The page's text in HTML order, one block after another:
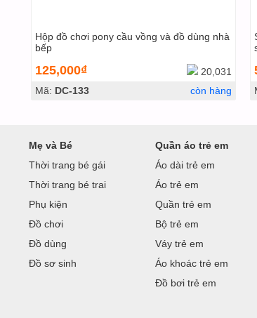
Hộp đồ chơi pony cầu vồng và đồ dùng nhà
bếp
125,000₫
20,031
Mã: DC-133 còn hàng
Mẹ và Bé
Thời trang bé gái
Thời trang bé trai
Phụ kiện
Đồ chơi
Đồ dùng
Đồ sơ sinh
Quần áo trẻ em
Áo dài trẻ em
Áo trẻ em
Quần trẻ em
Bộ trẻ em
Váy trẻ em
Áo khoác trẻ em
Đồ bơi trẻ em